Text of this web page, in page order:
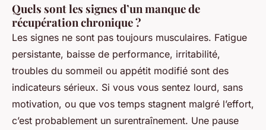
Quels sont les signes d’un manque de
récupération chronique ?
Les signes ne sont pas toujours musculaires. Fatigue
persistante, baisse de performance, irritabilité,
troubles du sommeil ou appétit modifié sont des
indicateurs sérieux. Si vous vous sentez lourd, sans
motivation, ou que vos temps stagnent malgré l’effort,
c’est probablement un surentraînement. Une pause